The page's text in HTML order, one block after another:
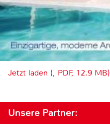
Jetzt laden (, PDF, 12.9 MB)
Unsere Partner: